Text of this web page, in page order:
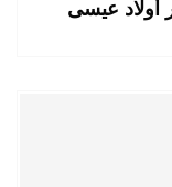
أولاد عيسى